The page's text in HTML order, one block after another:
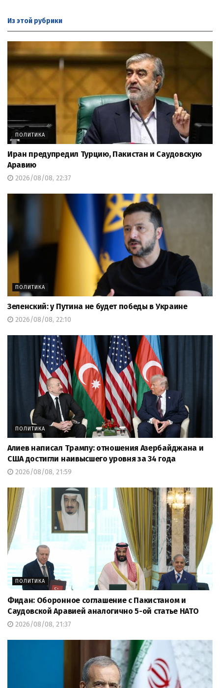
Из этой рубрики
ПОЛИТИКА
Иран предупредил Турцию, Пакистан и Саудовскую
Аравию
2026/08/08, 22:37
ПОЛИТИКА
Зеленский: у Путина не будет победы в Украине
2026/08/08, 22:10
ПОЛИТИКА
Алиев написал Трампу: отношения Азербайджана и
США достигли наивысшего уровня за 34 года
2026/08/08, 21:59
ПОЛИТИКА
Фидан: Оборонное соглашение с Пакистаном и
Саудовской Аравией аналогично 5-ой статье НАТО
2026/08/08, 21:37